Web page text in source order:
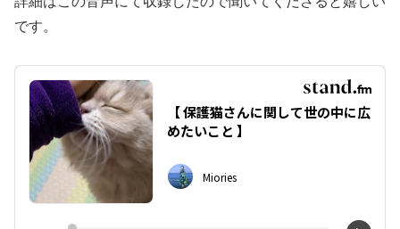
です。